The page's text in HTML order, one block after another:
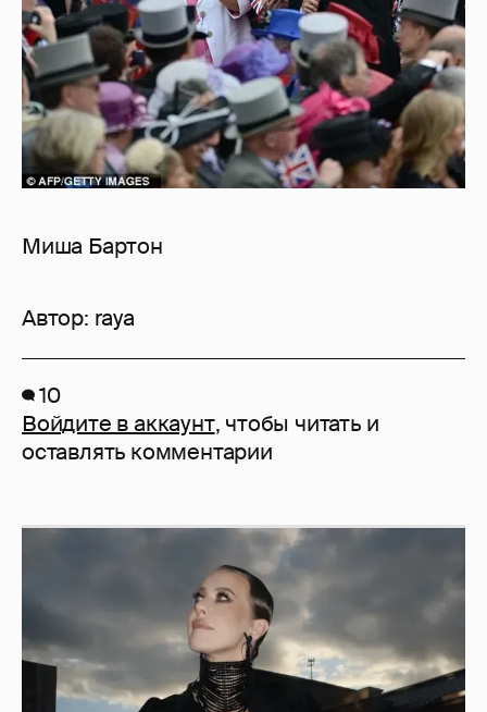
Миша Бартон
Автор: raya
10
Войдите в аккаунт, чтобы читать и
оставлять комментарии